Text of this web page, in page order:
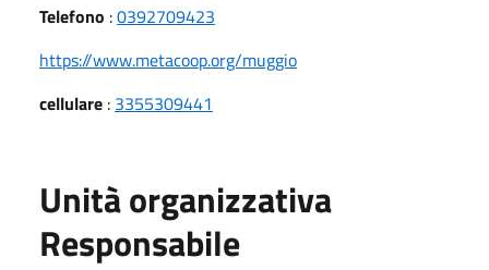
Telefono :0392709423
https://www.metacoop.org/muggio
cellulare : 3355309441
Unità organizzativa
Responsabile